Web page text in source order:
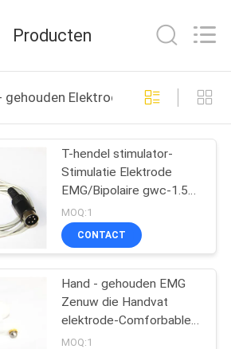
12
17
Producten
gehouden Elektrode
T-hendel stimulator-
Stimulatie Elektrode
EMG/Bipolaire gwc-1.5s-
03
MOQ:1
CONTACT
Hand - gehouden EMG
Zenuw die Handvat
elektrode-Comforbable
met EMG van de Twee
MOQ:1